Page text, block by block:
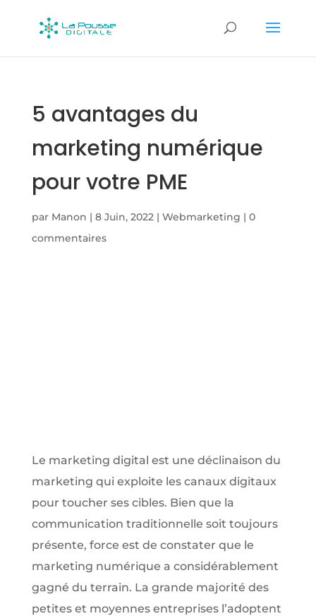
5 avantages du
marketing numérique
pour votre PME
par Manon | 8 Juin, 2022| Webmarketing | 0
commentaires
Le marketing digital est une déclinaison du
marketing qui exploite les canaux digitaux
pour toucher ses cibles. Bien que la
communication traditionnelle soit toujours
présente, force est de constater que le
marketing numérique a considérablement
gagné du terrain. La grande majorité des
petites et moyennes entreprises l’adoptent